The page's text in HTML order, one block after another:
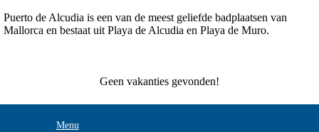
Puerto de Alcudia is een van de meest geliefde badplaatsen van
Mallorca en bestaat uit Playa de Alcudia en Playa de Muro.
Geen vakanties gevonden!
Menu